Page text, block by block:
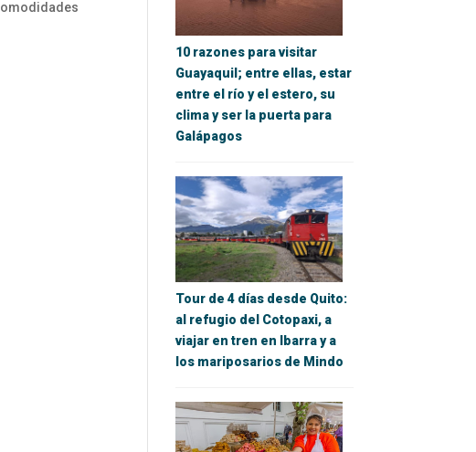
10 razones para visitar
Guayaquil; entre ellas, estar
entre el río y el estero, su
clima y ser la puerta para
Galápagos
Tour de 4 días desde Quito:
al refugio del Cotopaxi, a
viajar en tren en Ibarra y a
los mariposarios de Mindo